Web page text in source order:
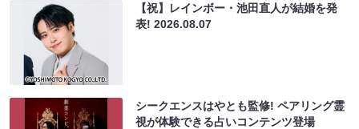
【祝】レインボー・池田直人が結婚を発
表!2026.08.07
シークエンスはやとも監修! ペアリング霊
視が体験できる占いコンテンツ登場